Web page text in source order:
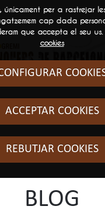
únicament per a rastrejar
cap dada
que accepta el seu us.
cookies
ACCEPTAR COOKIES
REBUTJAR COOKIES
SERVEIS
BLOG